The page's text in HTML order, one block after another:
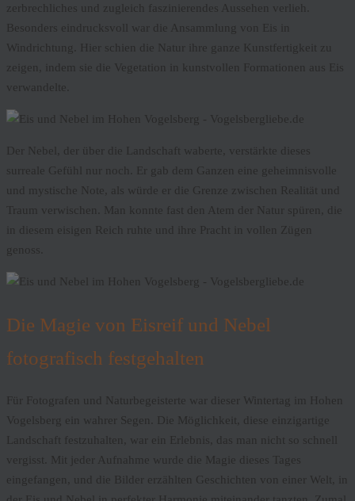
zerbrechliches und zugleich faszinierendes Aussehen verlieh.
Besonders eindrucksvoll war die Ansammlung von Eis in
Windrichtung. Hier schien die Natur ihre ganze Kunstfertigkeit zu
zeigen, indem sie die Vegetation in kunstvollen Formationen aus Eis
verwandelte.
Der Nebel, der über die Landschaft waberte, verstärkte dieses
surreale Gefühl nur noch. Er gab dem Ganzen eine geheimnisvolle
und mystische Note, als würde er die Grenze zwischen Realität und
Traum verwischen. Man konnte fast den Atem der Natur spüren, die
in diesem eisigen Reich ruhte und ihre Pracht in vollen Zügen
genoss.
Die Magie von Eisreif und Nebel
fotografisch festgehalten
Für Fotografen und Naturbegeisterte war dieser Wintertag im Hohen
Vogelsberg ein wahrer Segen. Die Möglichkeit, diese einzigartige
Landschaft festzuhalten, war ein Erlebnis, das man nicht so schnell
vergisst. Mit jeder Aufnahme wurde die Magie dieses Tages
eingefangen, und die Bilder erzählten Geschichten von einer Welt, in